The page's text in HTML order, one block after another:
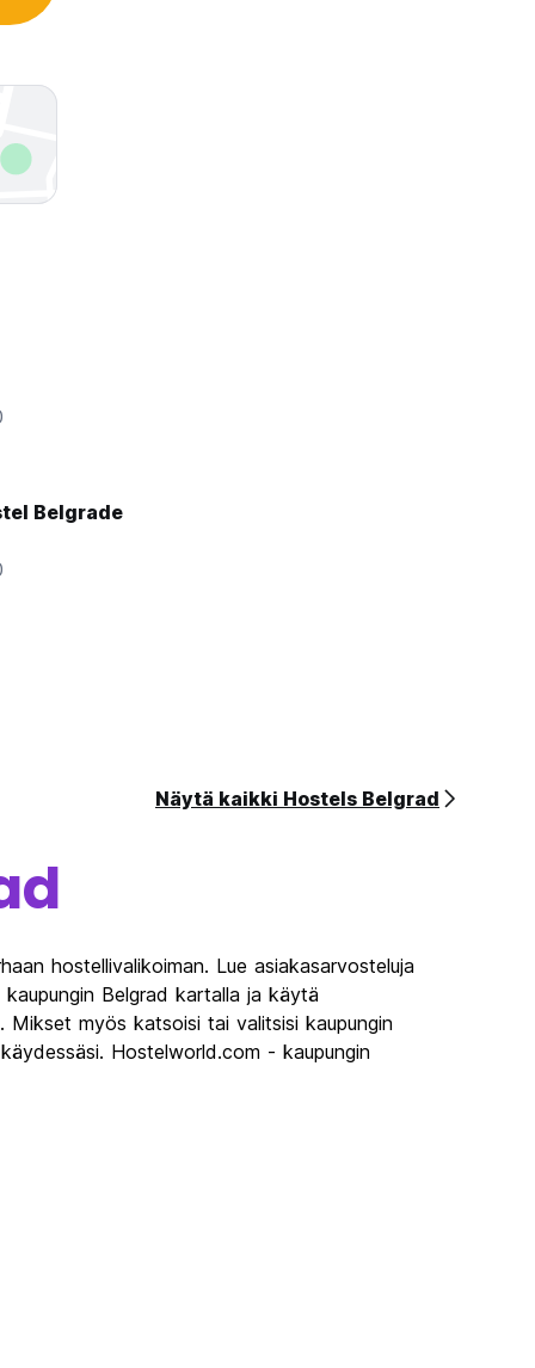
Belgrade
Näytä kaikki Hostels Belgrad
hostellivalikoiman. Lue asiakasarvosteluja
Belgrad kartalla ja käytä
Mikset myös katsoisi tai valitsisi kaupungin
Hostelworld.com - kaupungin